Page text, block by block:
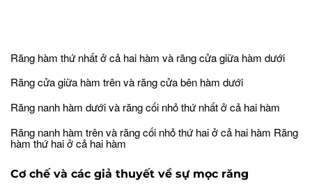
Răng hàm thứ nhất ở cả hai hàm và răng cửa giữa hàm dưới
Răng cửa giữa hàm trên và răng cửa bên hàm dưới
Răng nanh hàm dưới và răng cối nhỏ thứ nhất ở cả hai hàm
Răng nanh hàm trên và răng cối nhỏ thứ hai ở cả hai hàm Răng
hàm thứ hai ở cả hai hàm
Cơ chế và các giả thuyết về sự mọc răng